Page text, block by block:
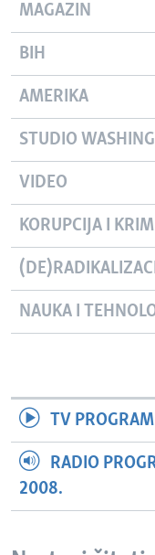
MAGAZIN
BIH
AMERIKA
STUDIO
VIDEO
KORUPCIJA I
NAUKA I
TV PROGRAMI
RADIO
2008.